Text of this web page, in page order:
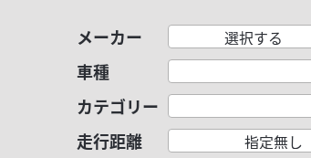
メーカー 選択する
車種
カテゴリー
走行距離 指定無し